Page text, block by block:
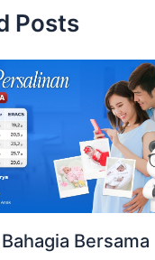
Posts
Bersama